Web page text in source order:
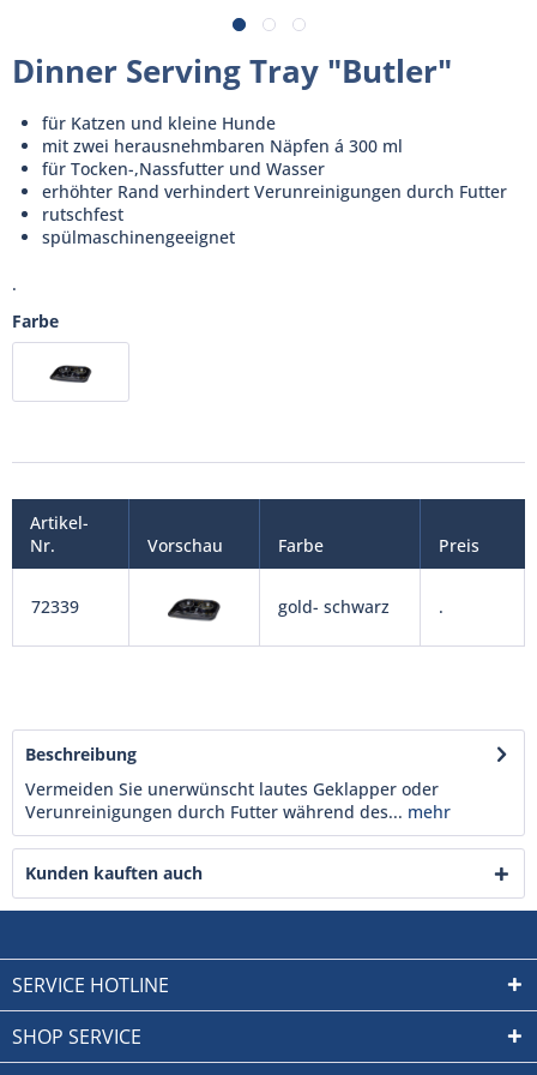
Dinner Serving Tray "Butler"
für Katzen und kleine Hunde
mit zwei herausnehmbaren Näpfen á 300 ml
für Tocken-,Nassfutter und Wasser
erhöhter Rand verhindert Verunreinigungen durch Futter
rutschfest
spülmaschinengeeignet
.
Farbe
Artikel-
Nr.
Vorschau Farbe Preis
72339 gold- schwarz .
Beschreibung
Vermeiden Sie unerwünscht lautes Geklapper oder
Verunreinigungen durch Futter während des... mehr
Kunden kauften auch
SERVICE HOTLINE
SHOP SERVICE